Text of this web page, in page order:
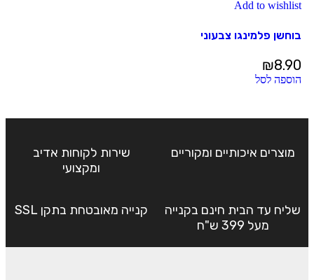
Add to wishlist
בוחשן פלמינגו צבעוני
₪8.90
הוספה לסל
מוצרים איכותיים ומקוריים
שירות לקוחות אדיב
ומקצועי
שליח עד הבית חינם בקנייה
מעל 399 ש"ח
קנייה מאובטחת בתקן SSL